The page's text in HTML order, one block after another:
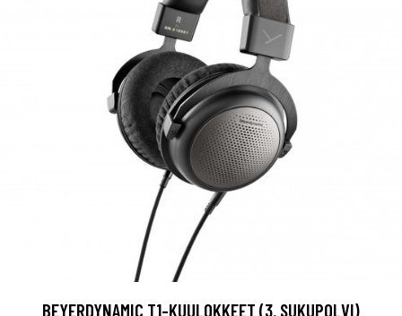
BEYERDYNAMIC T1-KUULOKKEET (3. SUKUPOLVI)